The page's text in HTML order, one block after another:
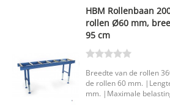
naar voorkeur aan te passen Compact
eenvoudig op te bergen Stabiele ondersteuning
dankzij stevige poten Belastbaar tot 250 kg
Machine onderstellen EAN code:
uitgetrokken: 2000 mm Lengte: 1250 mm
Breedte: 632 mm Hoogte: 900 mm Maximale
belastbaarheid: 250 kg De handige beugels voor
HBM Rollenbaan
rollen Ø60 mm,
95 cm
Breedte van de rollen
de rollen 60 mm.
mm. |Maximale